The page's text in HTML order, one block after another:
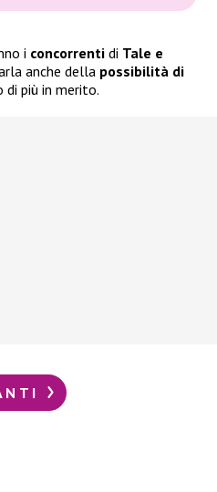
i concorrenti di Tale e
anche della possibilità di
di più in merito.